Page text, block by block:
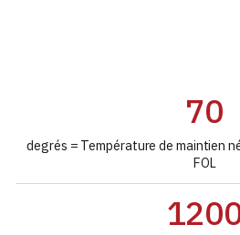
70
degrés = Température de maintien
FOL